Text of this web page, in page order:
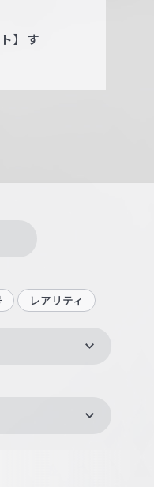
】す
レアリティ